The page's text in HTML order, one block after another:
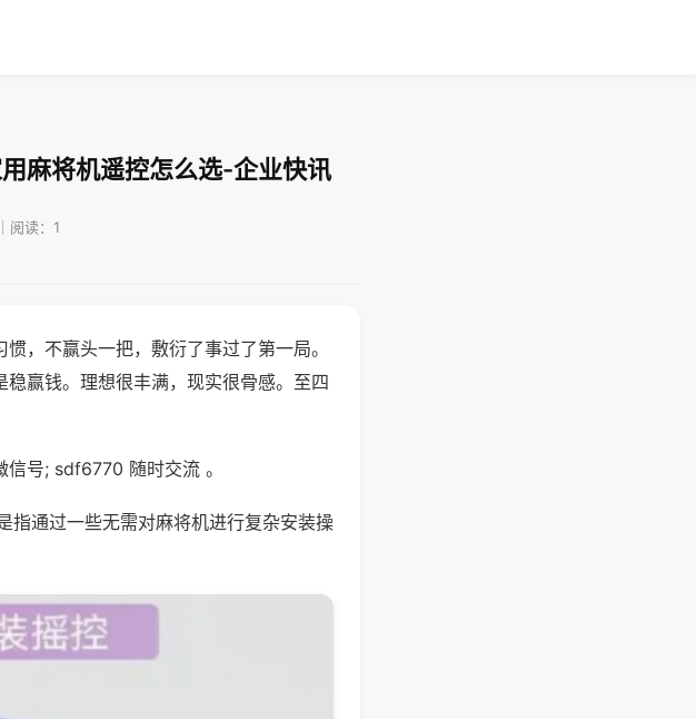
麻将机遥控怎么选-企业快讯
阅读：1
，不赢头一把，敷衍了事过了第一局。
赢钱。理想很丰满，现实很骨感。至四
号; sdf6770 随时交流 。
指通过一些无需对麻将机进行复杂安装操